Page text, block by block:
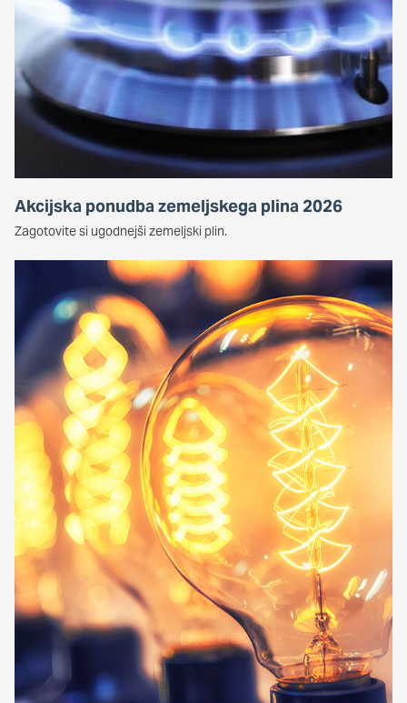
Akcijska ponudba zemeljskega plina 2026
Zagotovite si ugodnejši zemeljski plin.
oglaševalska podjetja jih lahko uporabljajo za izdelavo profila
vaših interesov, ki ga nato uporabijo za prikazovanje ustreznih
oglasov na drugih spletnih mestih. Pri delu uporabljajo
edinstveno prepoznavanje vašega brskalnika in naprave. Če
zavrnete uporabo teh piškotkov, ne boste deležni našega
ciljnega spletnega oglaševanja.
Potrdi moje izbire